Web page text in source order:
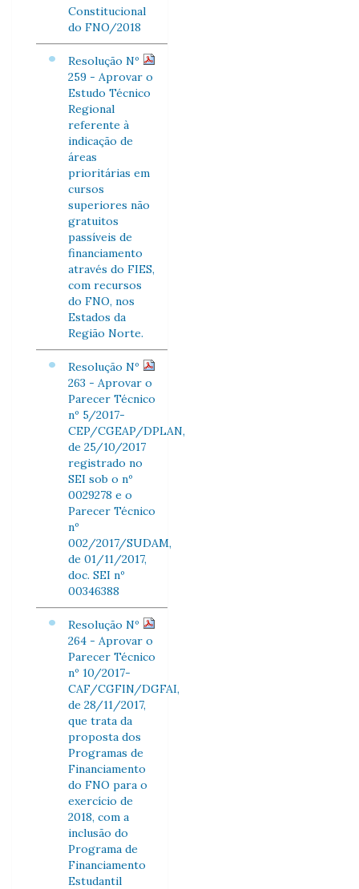
Constitucional
do FNO/2018
Resolução Nº
259 - Aprovar o
Estudo Técnico
Regional
referente à
indicação de
áreas
prioritárias em
cursos
superiores não
gratuitos
passíveis de
financiamento
através do FIES,
com recursos
do FNO, nos
Estados da
Região Norte.
Resolução Nº
263 - Aprovar o
Parecer Técnico
nº 5/2017-
CEP/CGEAP/DPLAN,
de 25/10/2017
registrado no
SEI sob o nº
0029278 e o
Parecer Técnico
nº
002/2017/SUDAM,
de 01/11/2017,
doc. SEI nº
00346388
Resolução Nº
264 - Aprovar o
Parecer Técnico
nº 10/2017-
CAF/CGFIN/DGFAI,
de 28/11/2017,
que trata da
proposta dos
Programas de
Financiamento
do FNO para o
exercício de
2018, com a
inclusão do
Programa de
Financiamento
Estudantil